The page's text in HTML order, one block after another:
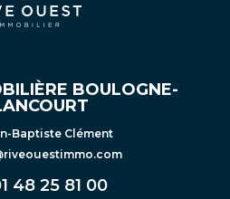
BOULOGNE-
Baptiste Clément
48 25 81 00